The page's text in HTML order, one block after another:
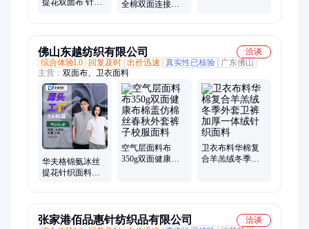
提花双面布 针织
全棉双面连接布
佛山东越纺织有限公司
洽谈
综合体验L0
回复及时 出价迅速 真实性已核验
广东佛山
主营： 双面布、卫衣面料
华夫格锦氨冰丝
提花针织面料夏
空气层面料布
350g双面健康布
卫衣布料华棉复
合羊羔绒冬季外
张家港佰品惠针纺织品有限公司
洽谈